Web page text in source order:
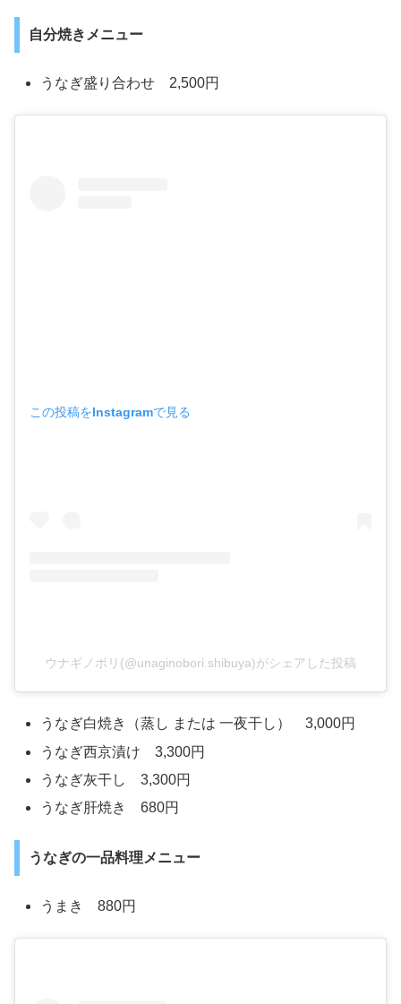
自分焼きメニュー
うなぎ盛り合わせ 2,500円
この投稿をInstagramで見る
ウナギノボリ(@unaginobori.shibuya)がシェアした投稿
うなぎ白焼き（蒸し または 一夜干し） 3,000円
うなぎ西京漬け 3,300円
うなぎ灰干し 3,300円
うなぎ肝焼き 680円
うなぎの一品料理メニュー
うまき 880円